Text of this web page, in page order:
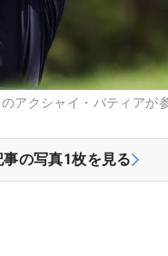
アクシャイ・バティアが
事の写真1枚を見る